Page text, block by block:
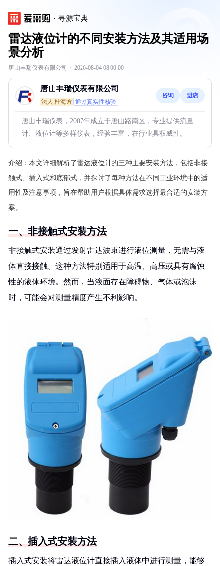
寻源宝典
雷达液位计的不同安装方法及其适用场
景分析
唐山丰瑞仪表有限公司 · 2026-08-04 08:00:00
唐山丰瑞仪表有限公司
法人:杜海方 通过真实性核验
咨询 进店
唐山丰瑞仪表，2007年成立于唐山路南区，专业提供流量
计、液位计等多样仪表，经验丰富，在行业具权威性。
介绍： 本文详细解析了雷达液位计的三种主要安装方法，包括非接
触式、插入式和底部式，并探讨了每种方法在不同工业环境中的适
用性及注意事项，旨在帮助用户根据具体需求选择最合适的安装方
案。
一、非接触式安装方法
非接触式安装通过发射雷达波束进行液位测量，无需与液
体直接接触。这种方法特别适用于高温、高压或具有腐蚀
性的液体环境。然而，当液面存在障碍物、气体或泡沫
时，可能会对测量精度产生不利影响。
二、插入式安装方法
插入式安装将雷达液位计直接插入液体中进行测量，能够